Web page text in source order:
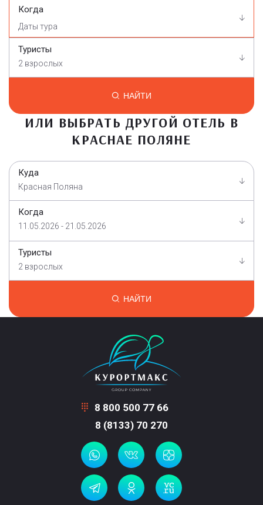
Когда
Туристы
2 взрослых
НАЙТИ
ИЛИ ВЫБРАТЬ ДРУГОЙ ОТЕЛЬ В
КРАСНАЕ ПОЛЯНЕ
Куда
Красная Поляна
Когда
11.05.2026 - 21.05.2026
Туристы
2 взрослых
НАЙТИ
8 800 500 77 66
8 (8133) 70 270